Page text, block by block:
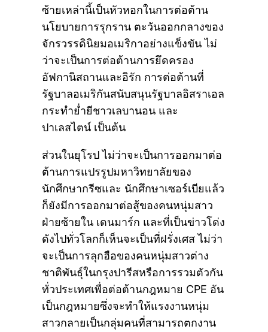
ซ้ายเหล่านี้เป็นหัวหอกในการต่อต้าน
นโยบายการรุกราน ตะวันออกกลางของ
จักรวรรดินิยมอเมริกาอย่างแข็งขัน ไม่
ว่าจะเป็นการต่อต้านการยึดครอง
อัฟกานิสถานและอิรัก การต่อต้านที่
รัฐบาลอเมริกันสนับสนุนรัฐบาลอิสราเอล
กระทำย่ำยีชาวเลบานอน และ
ปาเลสไตน์ เป็นต้น
ส่วนในยุโรป ไม่ว่าจะเป็นการออกมาต่อ
ต้านการแปรรูปมหาวิทยาลัยของ
นักศึกษากรีซและ นักศึกษาเซอร์เบียแล้ว
ก็ยังมีการออกมาต่อสู้ของคนหนุ่มสาว
ฝ่ายซ้ายใน เดนมาร์ก และที่เป็นข่าวโด่ง
ดังไปทั่วโลกก็เห็นจะเป็นที่ฝรั่งเศส ไม่ว่า
จะเป็นการลุกฮือของคนหนุ่มสาวต่าง
ชาติพันธุ์ในกรุงปารีสหรือการรวมตัวกัน
ทั่วประเทศเพื่อต่อต้านกฎหมาย CPE อัน
เป็นกฎหมายซึ่งจะทำให้แรงงานหนุ่ม
สาวกลายเป็นกลุ่มคนที่สามารถตกงาน